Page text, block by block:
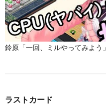
鈴原「一回、ミルやってみよう」
ラストカード